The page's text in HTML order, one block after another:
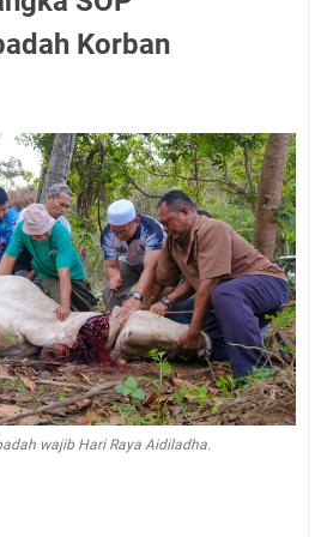
Korban
wajib Hari Raya Aidiladha.